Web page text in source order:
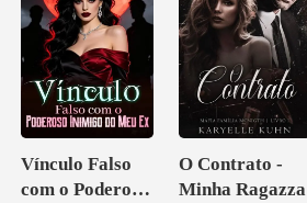
Vínculo Falso
com o Poderoso
O Contrato -
Minha Ragazza